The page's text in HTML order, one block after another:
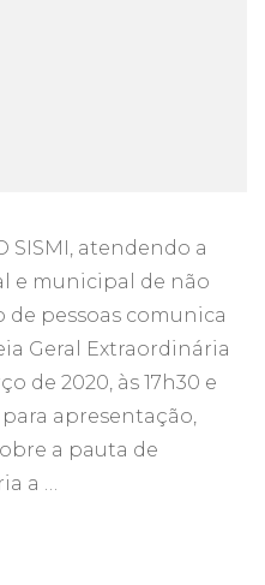
SISMI, atendendo a
e municipal de não
pessoas comunica
Geral Extraordinária
de 2020, às 17h30 e
apresentação,
a pauta de
a …